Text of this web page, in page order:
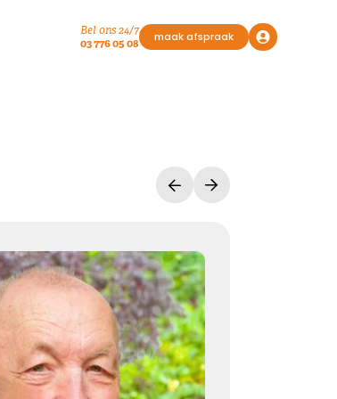
Bel ons 24/7
03 776 05 08
maak afspraak
troost
is, is liefde. Waar liefde is, geven